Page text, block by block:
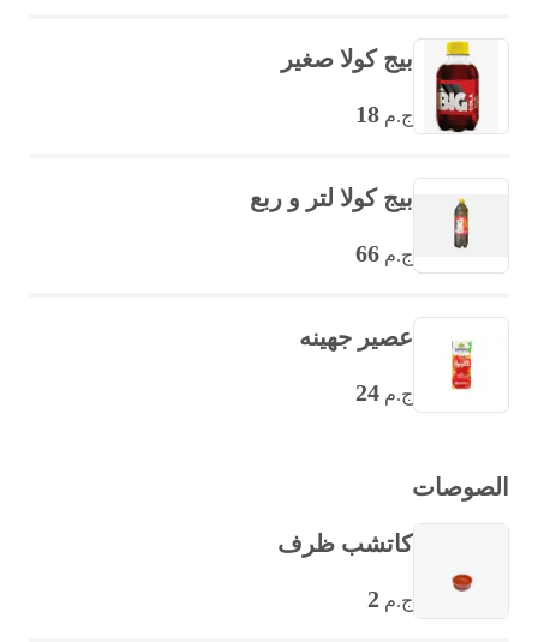
بيج كولا صغير
ج.م 18
بيج كولا لتر و ربع
ج.م 66
عصير جهينه
ج.م 24
الصوصات
كاتشب ظرف
ج.م 2